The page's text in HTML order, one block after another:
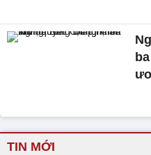
TIN MỚI